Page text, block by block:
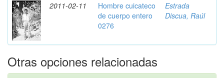
2011-02-11
Hombre cuicateco
de cuerpo entero
0276
Estrada
Discua, Raúl
Otras opciones relacionadas